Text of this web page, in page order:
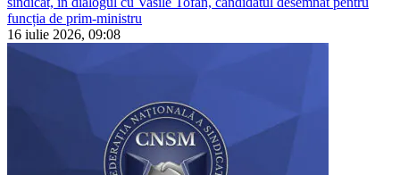
funcția de prim-ministru
16 iulie 2026, 09:08